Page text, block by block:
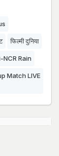
फिल्मी दुनिया
NCR Rain
Match LIVE